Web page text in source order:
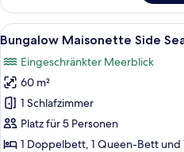
Bungalow
Pool
View
Alle
Fotos
für
Bungalow
Maisonette
Side
Sea
7
Bungalow Maisonette Side
Eingeschränkter Meerblick
60 m²
1 Schlafzimmer
Platz für 5 Personen
1 Doppelbett, 1 Queen-Bett und